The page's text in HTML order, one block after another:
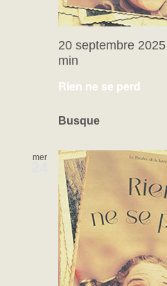
Rien ne se perd
20 septembre
min
Busque
mer